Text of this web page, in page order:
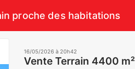
proche des habitations
16/05/2026 à 20h42
Vente Terrain 4400 m²